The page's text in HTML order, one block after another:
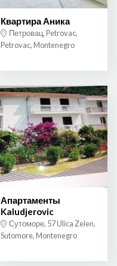
Квартира Аника
Петровац, Petrovac,
Petrovac, Montenegro
Апартаменты
Kaludjerovic
Сутоморе, 57 Ulica Zelen,
Sutomore, Montenegro